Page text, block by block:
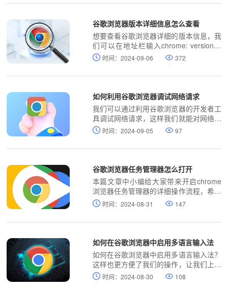
谷歌浏览器版本详细信息怎么查看
想要查看谷歌浏览器详细的版本信息，我
们可以在地址栏输入chrome: version按
回车键进行查看。
时间：2024-09-06 372
如何利用谷歌浏览器调试网络请求
我们可以通过利用谷歌浏览器的开发者工
具调试网络请求，这样我们就能对网络活
动进行分析和优化。
时间：2024-09-05 97
谷歌浏览器任务管理器怎么打开
本篇文章中小编给大家带来开启chrome
浏览器任务管理器的详细操作流程，希望
能够帮助大家解决问题。
时间：2024-08-31 147
如何在谷歌浏览器中启用多语言输入法
如何在谷歌浏览器中启用多语言输入法？
这样也更方便了我们的操作，让我们上网
更有安全保障。下面就来给大家分享启用
图文教程。
时间：2024-08-30 108